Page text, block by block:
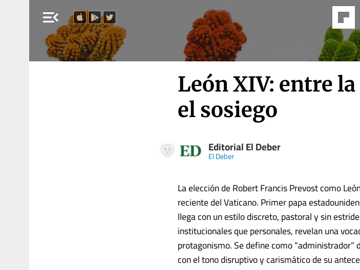
menu_open
León XIV: entre
el sosiego
Editorial El Deber
El Deber
La elección de Robert Francis Prevost como
reciente del Vaticano. Primer papa
llega con un estilo discreto, pastoral y sin
institucionales que personales, revelan una
protagonismo. Se define como
con el tono disruptivo y carismático de su